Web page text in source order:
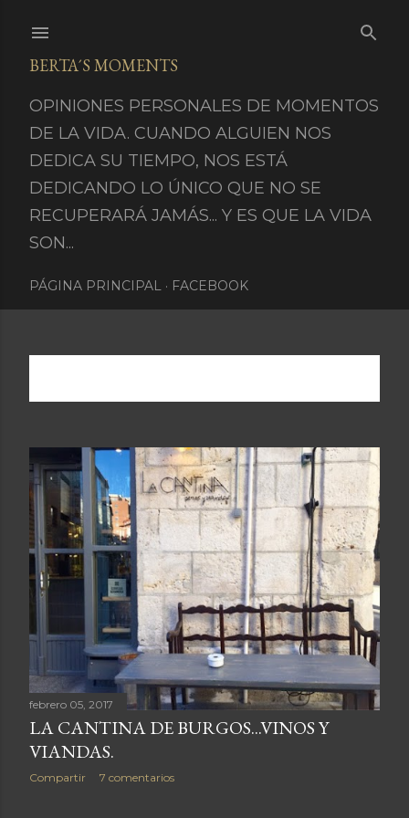
BERTA´S MOMENTS
OPINIONES PERSONALES DE MOMENTOS
DE LA VIDA. CUANDO ALGUIEN NOS
DEDICA SU TIEMPO, NOS ESTÁ
DEDICANDO LO ÚNICO QUE NO SE
RECUPERARÁ JAMÁS... Y ES QUE LA VIDA
SON...
PÁGINA PRINCIPAL FACEBOOK
E
t
r
a
d
a
s
febrero 05, 2017
LA CANTINA DE BURGOS...VINOS Y
VIANDAS.
Compartir 7 comentarios